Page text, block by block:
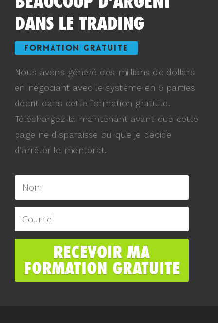
DANS LE TRADING
FORMATION GRATUITE
Nous avons généré des millions de dollars
en négociant avec le système en 5 parties
décrit dans cette formation gratuite.
Téléchargez-la maintenant avant que cette
page ne disparaisse ou que je décide
d’arrêter le mentorat.